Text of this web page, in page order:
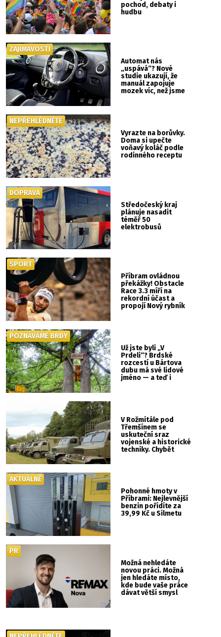
pochod, debaty i
hudbu
Automat nás
„uspává“? Nové
studie ukazují, že
manuál zapojuje
mozek víc, než jsme
ZAJÍMAVOSTI
Vyrazte na borůvky.
Doma si upečte
voňavý koláč podle
rodinného receptu
NEPŘEHLÉDNĚTE
Středočeský kraj
plánuje nasadit
téměř 50
elektrobusů
DOPRAVA
Příbram ovládnou
překážky! Obstacle
Race 3.3 míří na
rekordní účast a
propojí Nový rybník
SPORT
Už jste byli „V
Prdeli“? Brdské
rozcestí u Bártova
dubu má své lidové
jméno — a teď i
POZNÁVÁME BRDY
V Rožmitále pod
Třemšínem se
uskuteční sraz
vojenské a historické
techniky. Chybět
Pohonné hmoty v
Příbrami: Nejlevnější
benzin pořídíte za
39,99 Kč u Silmetu
AKTUÁLNĚ
Možná nehledáte
novou práci. Možná
jen hledáte místo,
kde bude vaše práce
dávat větší smysl
PR